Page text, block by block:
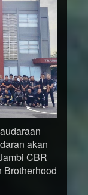
akan
CBR
Brotherhood